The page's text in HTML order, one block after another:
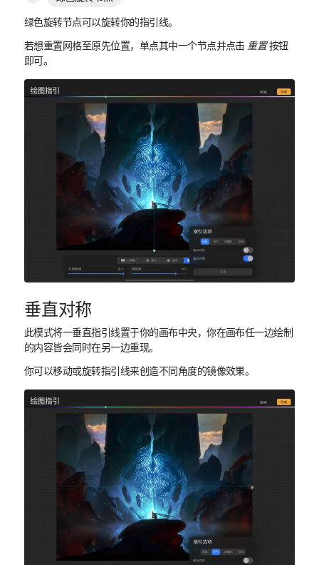
绿色旋转节点可以旋转你的指引线。
若想重置网格至原先位置，单点其中一个节点并点击 重置按钮
即可。
垂直对称
此模式将一垂直指引线置于你的画布中央，你在画布任一边绘制
的内容皆会同时在另一边重现。
你可以移动或旋转指引线来创造不同角度的镜像效果。